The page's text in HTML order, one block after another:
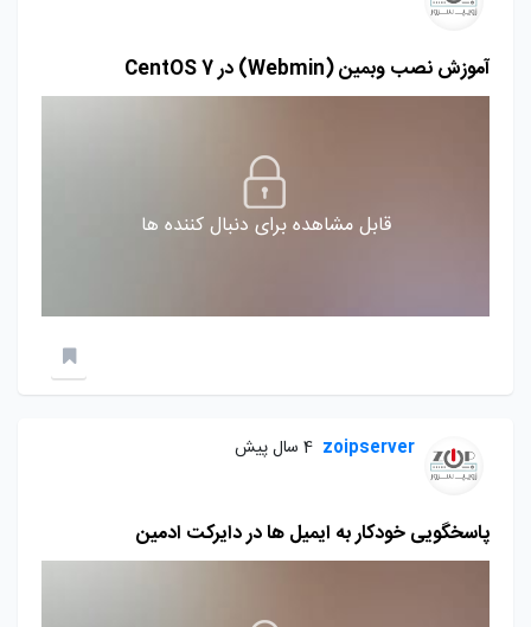
آموزش نصب وبمین (Webmin) در CentOS 7
قابل مشاهده برای دنبال کننده ها
zoipserver 4 سال پیش
پاسخگویی خودکار به ایمیل ها در دایرکت ادمین